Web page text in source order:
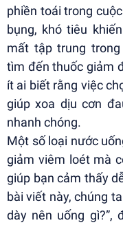
phiền toái trong
bụng, khó tiêu
mất tập trung
tìm đến thuốc giảm
ít ai biết rằng việc
giúp xoa dịu cơn
nhanh chóng.
Một số loại nước
giảm viêm loét mà
giúp bạn cảm thấy
bài viết này, chúng
dày nên uống gì?”,